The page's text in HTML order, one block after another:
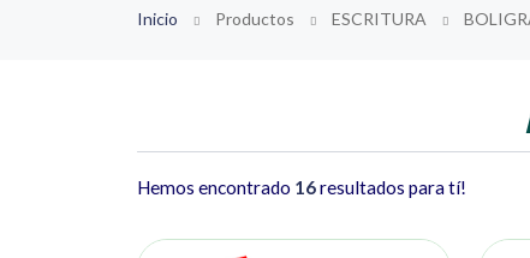
Inicio Productos ESCRITURA
Hemos encontrado 16resultados para tí!